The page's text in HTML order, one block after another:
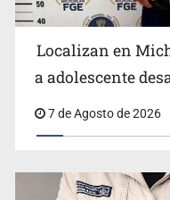
Localizan en
a adolescente
7 de Agosto de 2026